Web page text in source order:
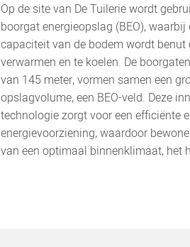
Op de site van De Tuilerie wordt
boorgat energieopslag (BEO),
capaciteit van de bodem wordt
verwarmen en te koelen. De
van 145 meter, vormen samen een
opslagvolume, een BEO-veld. Deze
technologie zorgt voor een efficiënte
energievoorziening, waardoor
van een optimaal binnenklimaat, het